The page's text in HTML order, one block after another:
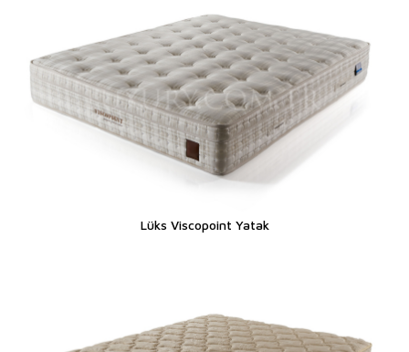
Lüks Viscopoint Yatak